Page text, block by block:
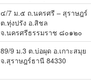
๔/7 ม.๕ ถ.นครศรี – สุราษฎร์
ต.ทุ่งปรัง อ.สิชล
จ.นครศรีธรรมราช ๘๐๑๒๐
89/9 ม.3 ต.บ่อผุด อ.เกาะสมุย
จ.สุราษฎร์ธานี 84330